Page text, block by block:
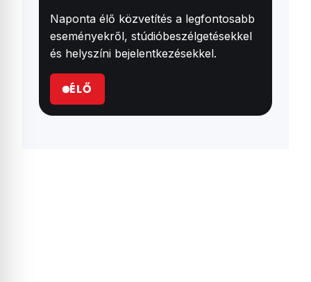
Naponta élő közvetítés a legfontosabb
eseményekről, stúdióbeszélgetésekkel
és helyszíni bejelentkezésekkel.
ÉLŐ